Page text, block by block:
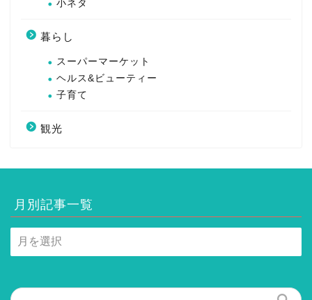
小ネタ
暮らし
スーパーマーケット
ヘルス&ビューティー
子育て
観光
月別記事一覧
月
別
一